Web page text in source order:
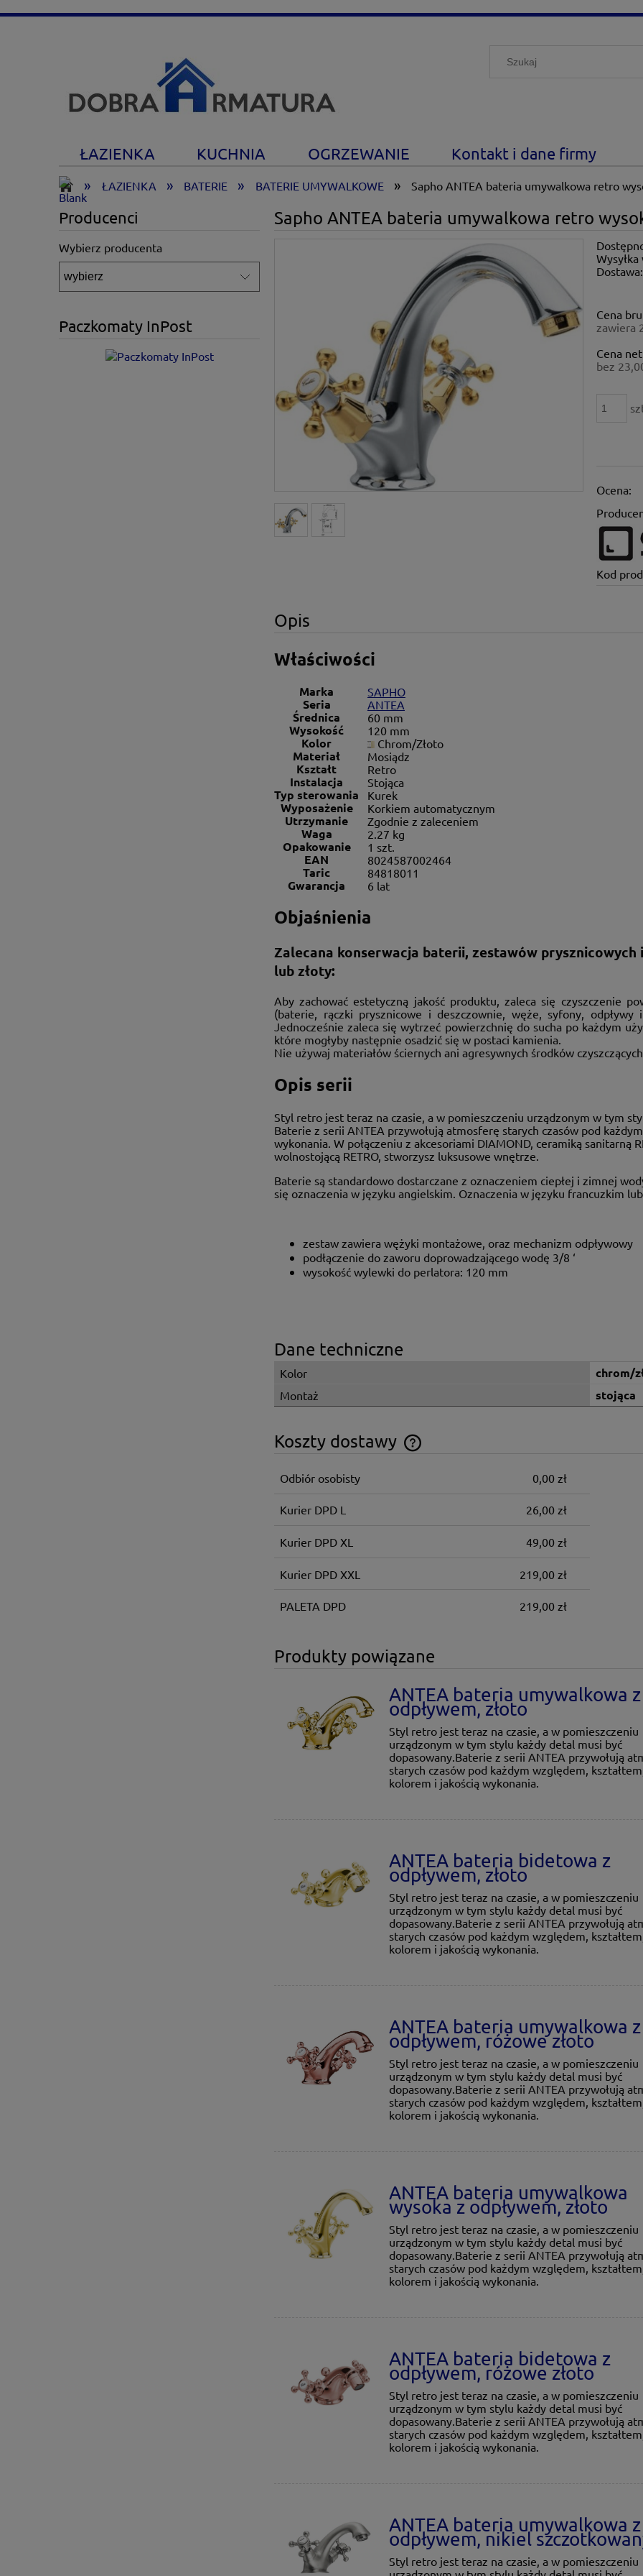
ŁAZIENKA KUCHNIA OGRZEWANIE Kontakt i dane firmy
» ŁAZIENKA » BATERIE » BATERIE UMYWALKOWE » Sapho ANTEA bateria umywalkowa retro
Producenci
Wybierz producenta
Paczkomaty InPost
Sapho ANTEA bateria umywalkowa retro
Wysyłka
Dostawa:
Cena nie zawiera
płatności
Cena
zawiera
Cena
bez
Ocena:
Kod
Opis
Właściwości
Marka SAPHO
Seria ANTEA
Średnica 60 mm
Wysokość 120 mm
Kolor Chrom/Złoto
Materiał Mosiądz
Kształt Retro
Instalacja Stojąca
Typ sterowania Kurek
Wyposażenie Korkiem automatycznym
Utrzymanie Zgodnie z zaleceniem
Waga 2.27 kg
Opakowanie 1 szt.
EAN 8024587002464
Taric 84818011
Gwarancja 6 lat
Objaśnienia
Zalecana konserwacja baterii, zestawów prysznicowych
lub złoty:
Aby zachować estetyczną jakość produktu, zaleca się czyszczenie
(baterie, rączki prysznicowe i deszczownie, węże, syfony,
Jednocześnie zaleca się wytrzeć powierzchnię do sucha po każdym
które mogłyby następnie osadzić się w postaci kamienia.
Nie używaj materiałów ściernych ani agresywnych środków
Opis serii
Styl retro jest teraz na czasie, a w pomieszczeniu urządzonym w tym
Baterie z serii ANTEA przywołują atmosferę starych czasów pod
wykonania. W połączeniu z akcesoriami DIAMOND, ceramiką sanitarną
wolnostojącą RETRO, stworzysz luksusowe wnętrze.
Baterie są standardowo dostarczane z oznaczeniem ciepłej i zimnej
się oznaczenia w języku angielskim. Oznaczenia w języku francuzkim
zestaw zawiera wężyki montażowe, oraz mechanizm odpływowy
podłączenie do zaworu doprowadzającego wodę 3/8 ‘
wysokość wylewki do perlatora: 120 mm
Dane techniczne
Kolor chrom/
Montaż stojąca
Koszty dostawy
Cena nie zawiera ewentualnych kosztów
Odbiór osobisty 0,00 zł
Kurier DPD L 26,00 zł
Kurier DPD XL 49,00 zł
Kurier DPD XXL 219,00 zł
PALETA DPD 219,00 zł
Produkty powiązane
ANTEA bateria umywalkowa z
odpływem, złoto
Styl retro jest teraz na czasie, a w pomieszczeniu
urządzonym w tym stylu każdy detal musi być
dopasowany.Baterie z serii ANTEA przywołują
starych czasów pod każdym względem,
kolorem i jakością wykonania.
ANTEA bateria bidetowa z
odpływem, złoto
Styl retro jest teraz na czasie, a w pomieszczeniu
urządzonym w tym stylu każdy detal musi być
dopasowany.Baterie z serii ANTEA przywołują
starych czasów pod każdym względem,
kolorem i jakością wykonania.
ANTEA bateria umywalkowa z
odpływem, różowe złoto
Styl retro jest teraz na czasie, a w pomieszczeniu
urządzonym w tym stylu każdy detal musi być
dopasowany.Baterie z serii ANTEA przywołują
starych czasów pod każdym względem,
kolorem i jakością wykonania.
ANTEA bateria umywalkowa
wysoka z odpływem, złoto
Styl retro jest teraz na czasie, a w pomieszczeniu
urządzonym w tym stylu każdy detal musi być
dopasowany.Baterie z serii ANTEA przywołują
starych czasów pod każdym względem,
kolorem i jakością wykonania.
ANTEA bateria bidetowa z
odpływem, różowe złoto
Styl retro jest teraz na czasie, a w pomieszczeniu
urządzonym w tym stylu każdy detal musi być
dopasowany.Baterie z serii ANTEA przywołują
starych czasów pod każdym względem,
kolorem i jakością wykonania.
ANTEA bateria umywalkowa z
odpływem, nikiel
Styl retro jest teraz na czasie, a w pomieszczeniu